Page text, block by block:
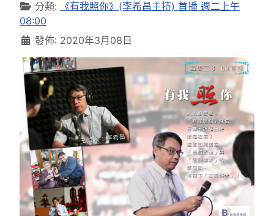
分類:
《有我照你》(李希昌主持) 首播 週二上午
08:00
發佈: 2020年3月08日